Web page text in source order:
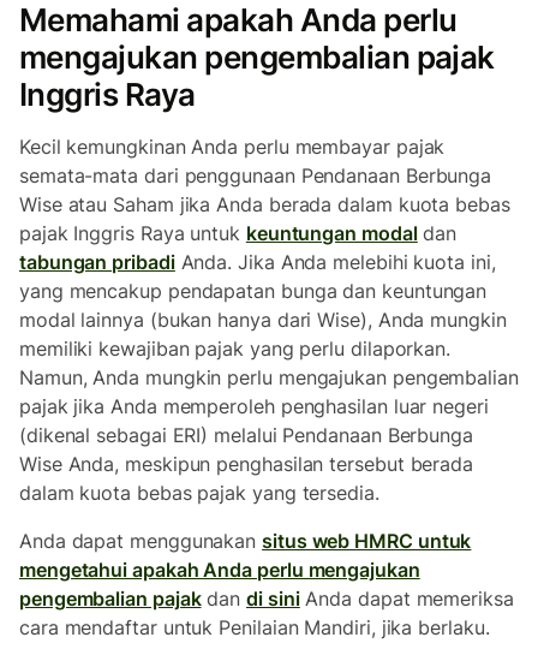
Memahami apakah Anda perlu
mengajukan pengembalian pajak
Inggris Raya
Kecil kemungkinan Anda perlu membayar pajak
semata-mata dari penggunaan Pendanaan Berbunga
Wise atau Saham jika Anda berada dalam kuota bebas
pajak Inggris Raya untuk keuntungan modaldan
tabungan pribadiAnda. Jika Anda melebihi kuota ini,
yang mencakup pendapatan bunga dan keuntungan
modal lainnya (bukan hanya dari Wise), Anda mungkin
memiliki kewajiban pajak yang perlu dilaporkan.
Namun, Anda mungkin perlu mengajukan pengembalian
pajak jika Anda memperoleh penghasilan luar negeri
(dikenal sebagai ERI) melalui Pendanaan Berbunga
Wise Anda, meskipun penghasilan tersebut berada
dalam kuota bebas pajak yang tersedia.
Anda dapat menggunakansitus web HMRC untuk
mengetahui apakah Anda perlu mengajukan
pengembalian pajakdandi siniAnda dapat memeriksa
cara mendaftar untuk Penilaian Mandiri, jika berlaku.